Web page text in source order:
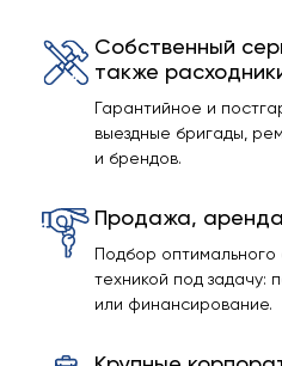
Собственный
также
Гарантийное и
выездные бригады,
и брендов.
Продажа,
Подбор
техникой под задачу:
или финансирование.